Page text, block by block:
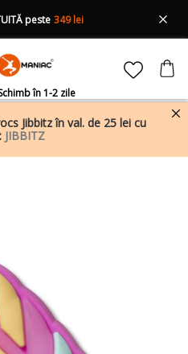
în 1-2 zile
peste 349 lei
Jibbitz în val. de 25 lei cu
JIBBITZ